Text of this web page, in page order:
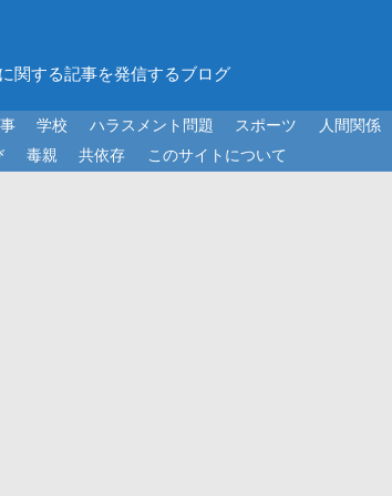
関する記事を発信するブログ
学校 ハラスメント問題 スポーツ 人間関係
毒親 共依存 このサイトについて